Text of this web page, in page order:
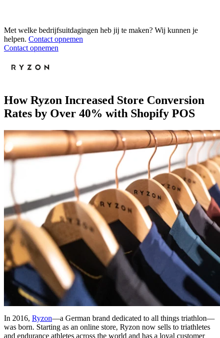
Met welke bedrijfsuitdagingen heb jij te maken? Wij kunnen je
helpen. Contact opnemen
Contact opnemen
How Ryzon Increased Store Conversion
Rates by Over 40% with Shopify POS
In 2016, Ryzon—a German brand dedicated to all things triathlon—
was born. Starting as an online store, Ryzon now sells to triathletes
and endurance athletes across the world and has a loyal customer